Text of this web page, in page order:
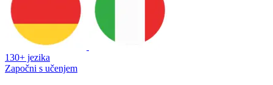
130+ jezika
Započni s učenjem